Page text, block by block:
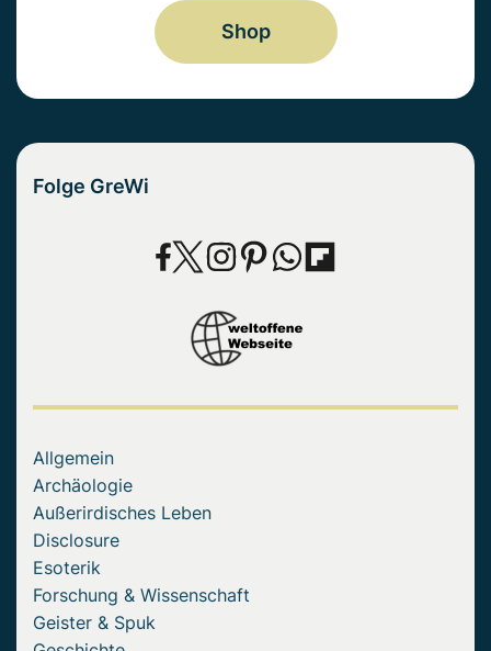
Shop
Folge GreWi
Allgemein
Archäologie
Außerirdisches Leben
Disclosure
Esoterik
Forschung & Wissenschaft
Geister & Spuk